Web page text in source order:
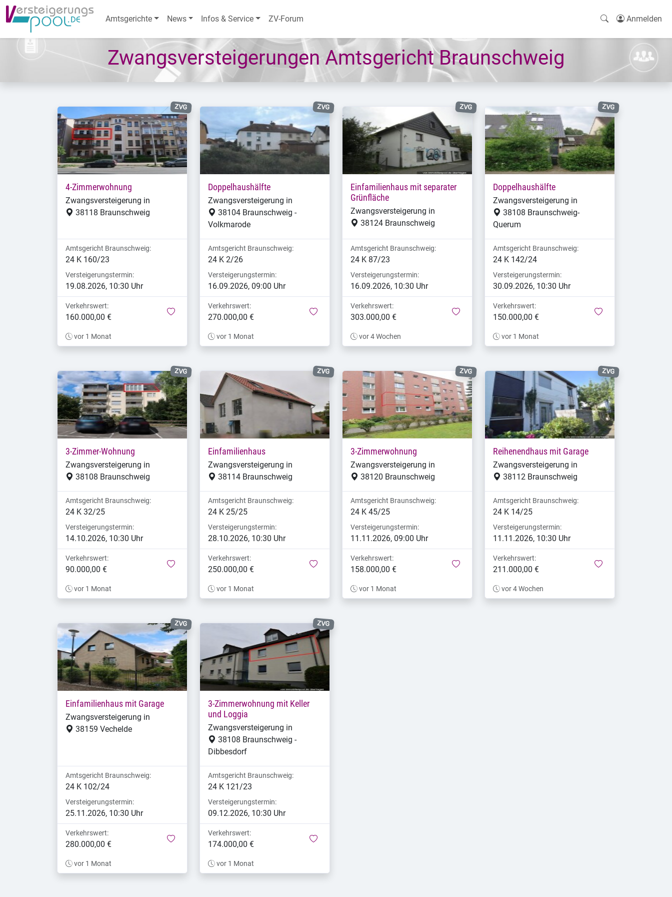
Amtsgerichte News Infos & Service ZV-Forum Anmelden
Zwangsversteigerungen Amtsgericht Braunschweig
ZVG
4-Zimmerwohnung
Zwangsversteigerung in
38118 Braunschweig
Amtsgericht Braunschweig:
24 K 160/23
Versteigerungstermin:
19.08.2026, 10:30 Uhr
Verkehrswert:
160.000,00 €
merken
vor 1 Monat
ZVG
Doppelhaushälfte
Zwangsversteigerung in
38104 Braunschweig -
Volkmarode
Amtsgericht Braunschweig:
24 K 2/26
Versteigerungstermin:
16.09.2026, 09:00 Uhr
Verkehrswert:
270.000,00 €
merken
vor 1 Monat
ZVG
Einfamilienhaus mit separater
Grünfläche
Zwangsversteigerung in
38124 Braunschweig
Amtsgericht Braunschweig:
24 K 87/23
Versteigerungstermin:
16.09.2026, 10:30 Uhr
Verkehrswert:
303.000,00 €
merken
vor 4 Wochen
ZVG
Doppelhaushälfte
Zwangsversteigerung in
38108 Braunschweig-
Querum
Amtsgericht Braunschweig:
24 K 142/24
Versteigerungstermin:
30.09.2026, 10:30 Uhr
Verkehrswert:
150.000,00 €
merken
vor 1 Monat
ZVG
3-Zimmer-Wohnung
Zwangsversteigerung in
38108 Braunschweig
Amtsgericht Braunschweig:
24 K 32/25
Versteigerungstermin:
14.10.2026, 10:30 Uhr
Verkehrswert:
90.000,00 €
merken
vor 1 Monat
ZVG
Einfamilienhaus
Zwangsversteigerung in
38114 Braunschweig
Amtsgericht Braunschweig:
24 K 25/25
Versteigerungstermin:
28.10.2026, 10:30 Uhr
Verkehrswert:
250.000,00 €
merken
vor 1 Monat
ZVG
3-Zimmerwohnung
Zwangsversteigerung in
38120 Braunschweig
Amtsgericht Braunschweig:
24 K 45/25
Versteigerungstermin:
11.11.2026, 09:00 Uhr
Verkehrswert:
158.000,00 €
merken
vor 1 Monat
ZVG
Reihenendhaus mit Garage
Zwangsversteigerung in
38112 Braunschweig
Amtsgericht Braunschweig:
24 K 14/25
Versteigerungstermin:
11.11.2026, 10:30 Uhr
Verkehrswert:
211.000,00 €
merken
vor 4 Wochen
ZVG
Einfamilienhaus mit Garage
Zwangsversteigerung in
38159 Vechelde
Amtsgericht Braunschweig:
24 K 102/24
Versteigerungstermin:
25.11.2026, 10:30 Uhr
Verkehrswert:
280.000,00 €
merken
vor 1 Monat
ZVG
3-Zimmerwohnung mit Keller
und Loggia
Zwangsversteigerung in
38108 Braunschweig -
Dibbesdorf
Amtsgericht Braunschweig:
24 K 121/23
Versteigerungstermin:
09.12.2026, 10:30 Uhr
Verkehrswert:
174.000,00 €
merken
vor 1 Monat